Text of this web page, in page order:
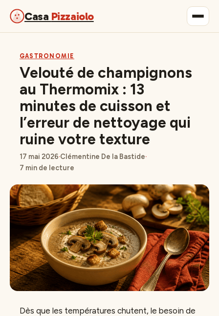
Casa Pizzaiolo
Maison & Déco
Lifestyle
GASTRONOMIE
Velouté de champignons
au Thermomix : 13
minutes de cuisson et
l’erreur de nettoyage qui
ruine votre texture
17 mai 2026·Clémentine De la Bastide·
7 min de lecture
Dès que les températures chutent, le besoin de